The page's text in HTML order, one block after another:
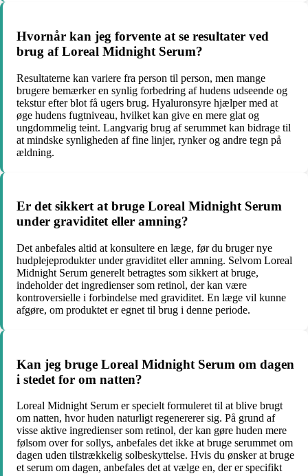
Hvornår kan jeg forvente at se resultater ved
brug af Loreal Midnight Serum?
Resultaterne kan variere fra person til person, men mange
brugere bemærker en synlig forbedring af hudens udseende og
tekstur efter blot få ugers brug. Hyaluronsyre hjælper med at
øge hudens fugtniveau, hvilket kan give en mere glat og
ungdommelig teint. Langvarig brug af serummet kan bidrage til
at mindske synligheden af fine linjer, rynker og andre tegn på
ældning.
Er det sikkert at bruge Loreal Midnight Serum
under graviditet eller amning?
Det anbefales altid at konsultere en læge, før du bruger nye
hudplejeprodukter under graviditet eller amning. Selvom Loreal
Midnight Serum generelt betragtes som sikkert at bruge,
indeholder det ingredienser som retinol, der kan være
kontroversielle i forbindelse med graviditet. En læge vil kunne
afgøre, om produktet er egnet til brug i denne periode.
Kan jeg bruge Loreal Midnight Serum om dagen
i stedet for om natten?
Loreal Midnight Serum er specielt formuleret til at blive brugt
om natten, hvor huden naturligt regenererer sig. På grund af
visse aktive ingredienser som retinol, der kan gøre huden mere
følsom over for sollys, anbefales det ikke at bruge serummet om
dagen uden tilstrækkelig solbeskyttelse. Hvis du ønsker at bruge
et serum om dagen, anbefales det at vælge en, der er specifikt